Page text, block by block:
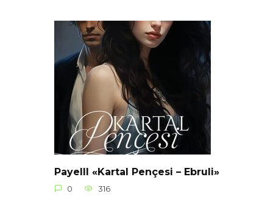
Payelll «Kartal Pençesi – Ebruli»
0 316